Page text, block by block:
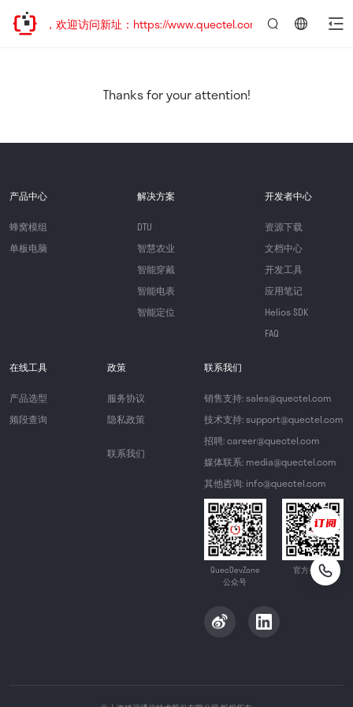
已迁移，欢迎访问新址：https://www.quectel.com.cn
Thanks for your attention!
产品中心
蜂窝模组
单板电脑
解决方案
DTU
智慧农业
智能穿戴
智能电表
智能定位
开发者中心
资源下载
文档中心
开发工具
应用笔记
Helios SDK
FAQ
在线工具
产品选型
频段查询
政策
服务协议
隐私政策
联系我们
联系我们
销售支持: sales@quectel.com
技术支持: support@quectel.com
招聘: career@quectel.com
媒体联系: media@quectel.com
其他咨询: info@quectel.com
QuecDevZone
公众号
官方公众号